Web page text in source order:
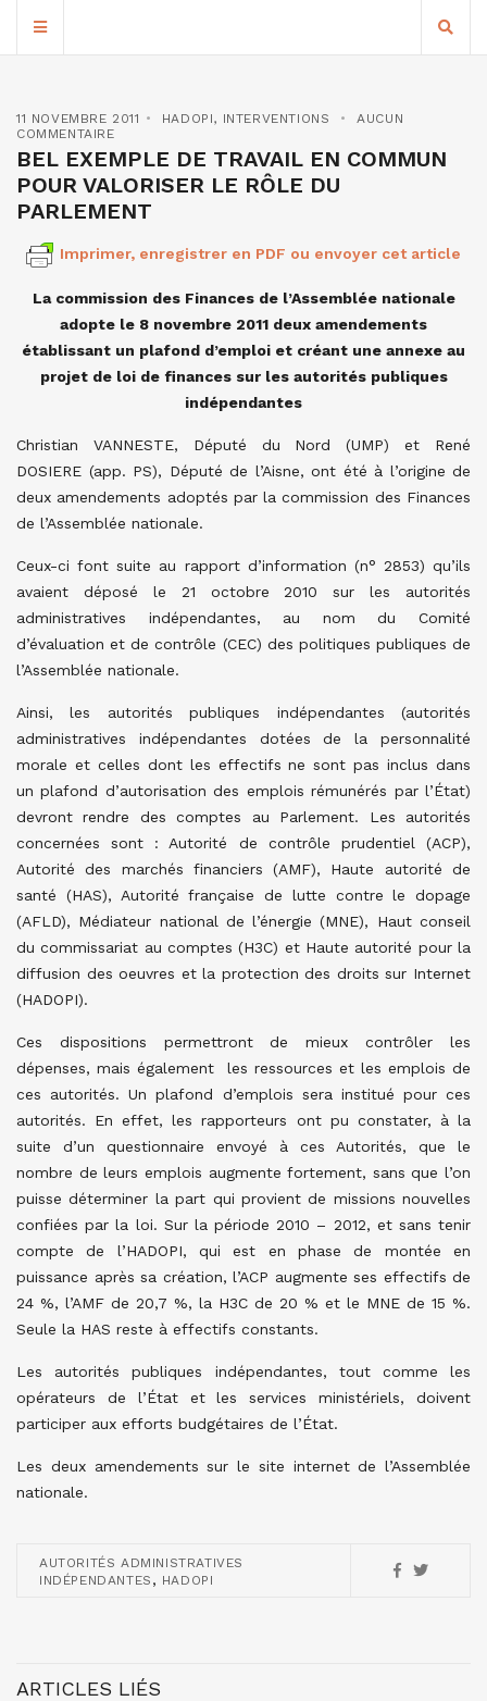
11 NOVEMBRE 2011 HADOPI, INTERVENTIONS
AUCUN
COMMENTAIRE
BEL EXEMPLE DE TRAVAIL EN COMMUN
POUR VALORISER LE RÔLE DU
PARLEMENT
Imprimer, enregistrer en PDF ou envoyer cet article
La commission des Finances de l’Assemblée nationale
adopte le 8 novembre 2011 deux amendements
établissant un plafond d’emploi et créant une annexe au
projet de loi de finances sur les autorités publiques
indépendantes
Christian VANNESTE, Député du Nord (UMP) et René
DOSIERE (app. PS), Député de l’Aisne, ont été à l’origine de
deux amendements adoptés par la commission des Finances
de l’Assemblée nationale.
Ceux-ci font suite au rapport d’information (n° 2853) qu’ils
avaient déposé le 21 octobre 2010 sur les autorités
administratives indépendantes, au nom du Comité
d’évaluation et de contrôle (CEC) des politiques publiques de
l’Assemblée nationale.
Ainsi, les autorités publiques indépendantes (autorités
administratives indépendantes dotées de la personnalité
morale et celles dont les effectifs ne sont pas inclus dans
un plafond d’autorisation des emplois rémunérés par l’État)
devront rendre des comptes au Parlement. Les autorités
concernées sont : Autorité de contrôle prudentiel (ACP),
Autorité des marchés financiers (AMF), Haute autorité de
santé (HAS), Autorité française de lutte contre le dopage
(AFLD), Médiateur national de l’énergie (MNE), Haut conseil
du commissariat au comptes (H3C) et Haute autorité pour la
diffusion des oeuvres et la protection des droits sur Internet
(HADOPI).
Ces dispositions permettront de mieux contrôler les
dépenses, mais également les ressources et les emplois de
ces autorités. Un plafond d’emplois sera institué pour ces
autorités. En effet, les rapporteurs ont pu constater, à la
suite d’un questionnaire envoyé à ces Autorités, que le
nombre de leurs emplois augmente fortement, sans que l’on
puisse déterminer la part qui provient de missions nouvelles
confiées par la loi. Sur la période 2010 – 2012, et sans tenir
compte de l’HADOPI, qui est en phase de montée en
puissance après sa création, l’ACP augmente ses effectifs de
24 %, l’AMF de 20,7 %, la H3C de 20 % et le MNE de 15 %.
Seule la HAS reste à effectifs constants.
Les autorités publiques indépendantes, tout comme les
opérateurs de l’État et les services ministériels, doivent
participer aux efforts budgétaires de l’État.
Les deux amendements sur le site internet de l’Assemblée
nationale.
AUTORITÉS ADMINISTRATIVES
INDÉPENDANTES , HADOPI
ARTICLES LIÉS